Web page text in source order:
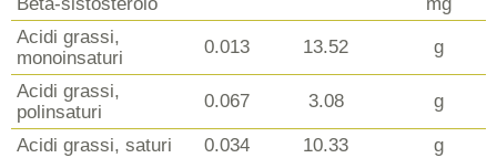
Acidi grassi,
monoinsaturi
0.013 13.52 g
Acidi grassi,
polinsaturi
0.067 3.08 g
Acidi grassi, saturi 0.034 10.33
g